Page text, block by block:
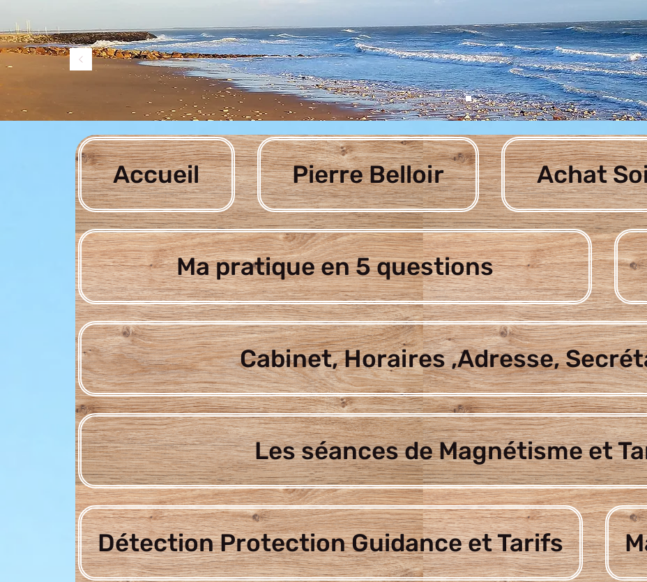
Accueil Pierre Belloir Achat
Ma pratique en 5 questions
Cabinet, Horaires ,Adresse,
Les séances de Magnétisme et
Détection Protection Guidance et Tarifs